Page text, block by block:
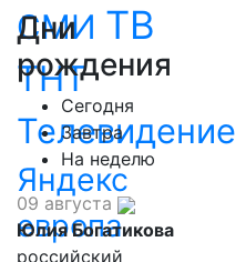
СМИ ТВ
ТНТ
Телевидение
Яндекс
европа
Дни
рождения
Сегодня
Завтра
На неделю
09 августа
Юлия Богатикова
российский